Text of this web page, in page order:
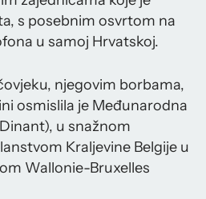
s posebnim osvrtom na
u samoj Hrvatskoj.
njegovim borbama,
osmislila je Međunarodna
u snažnom
Kraljevine Belgije u
Wallonie-Bruxelles